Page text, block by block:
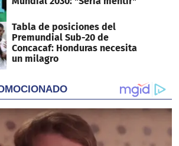
Tabla de posiciones del
Premundial Sub-20 de
Concacaf: Honduras necesita
un milagro